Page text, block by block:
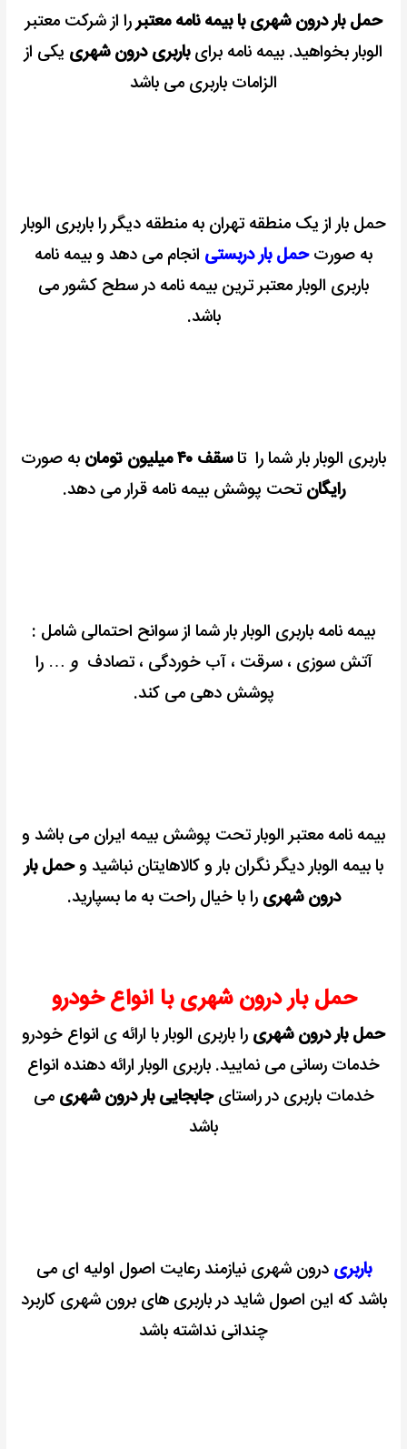
حمل بار درون شهری با بیمه نامه معتبررا از شرکت معتبر
الوبار بخواهید. بیمه نامه برایباربری درون شهری یکی از
الزامات باربری می باشد
حمل بار از یک منطقه تهران به منطقه دیگر را باربری الوبار
به صورتحمل بار دربستی انجام می دهد وبیمه نامه
باربری الوبار معتبر ترین بیمه نامه در سطح کشور می
باشد.
باربری الوبار بار شما را تاسقف ۴۰ میلیون تومان
به صورت
رایگانتحت پوشش بیمه نامه قرار می دهد.
بیمه نامه باربری الوبار بار شما از سوانح احتمالی شامل :
آتش سوزی ، سرقت ، آب خوردگی ، تصادف و… را
پوشش دهی می کند.
بیمه نامه معتبر الوبار تحت پوشش بیمه ایران می باشد و
با بیمه الوبار دیگر نگران بار و کالاهایتان نباشید وحمل بار
درون شهری را با خیال راحت به ما بسپارید.
حمل بار درون شهری با انواع خودرو
حمل بار درون شهری را باربری الوبار با ارائه ی انواع خودرو
خدمات رسانی می نمایید. باربری الوبار ارائه دهنده انواع
خدمات باربری در راستایجابجایی بار درون شهری می
باشد
باربری درون شهری نیازمند رعایت اصول اولیه ای می
باشد که این اصول شاید در باربری های برون شهری کاربرد
چندانی نداشته باشد